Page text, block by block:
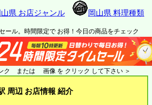
山県 お店ジャンル 岡山県 料理種類
ール。時間限定で お得！今日の商品をチェック
ク または 画像 を クリック して下さい ＞
周辺 お店情報 紹介